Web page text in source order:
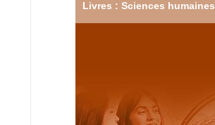
Livres : Sciences humaines